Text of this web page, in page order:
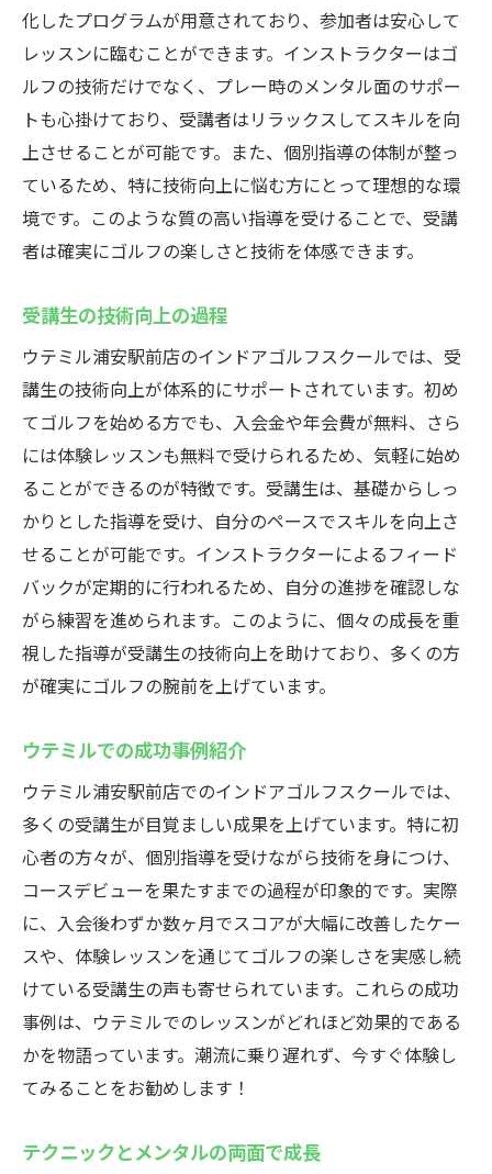
化したプログラムが用意されており、参加者は安心して
レッスンに臨むことができます。インストラクターはゴ
ルフの技術だけでなく、プレー時のメンタル面のサポー
トも心掛けており、受講者はリラックスしてスキルを向
上させることが可能です。また、個別指導の体制が整っ
ているため、特に技術向上に悩む方にとって理想的な環
境です。このような質の高い指導を受けることで、受講
者は確実にゴルフの楽しさと技術を体感できます。
受講生の技術向上の過程
ウテミル浦安駅前店のインドアゴルフスクールでは、受
講生の技術向上が体系的にサポートされています。初め
てゴルフを始める方でも、入会金や年会費が無料、さら
には体験レッスンも無料で受けられるため、気軽に始め
ることができるのが特徴です。受講生は、基礎からしっ
かりとした指導を受け、自分のペースでスキルを向上さ
せることが可能です。インストラクターによるフィード
バックが定期的に行われるため、自分の進捗を確認しな
がら練習を進められます。このように、個々の成長を重
視した指導が受講生の技術向上を助けており、多くの方
が確実にゴルフの腕前を上げています。
ウテミルでの成功事例紹介
ウテミル浦安駅前店でのインドアゴルフスクールでは、
多くの受講生が目覚ましい成果を上げています。特に初
心者の方々が、個別指導を受けながら技術を身につけ、
コースデビューを果たすまでの過程が印象的です。実際
に、入会後わずか数ヶ月でスコアが大幅に改善したケー
スや、体験レッスンを通じてゴルフの楽しさを実感し続
けている受講生の声も寄せられています。これらの成功
事例は、ウテミルでのレッスンがどれほど効果的である
かを物語っています。潮流に乗り遅れず、今すぐ体験し
てみることをお勧めします！
テクニックとメンタルの両面で成長